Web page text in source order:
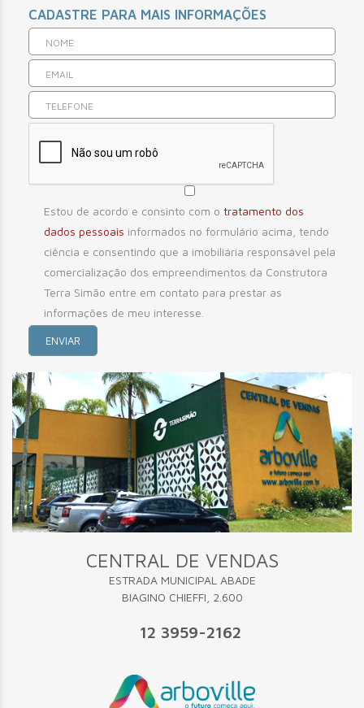
CADASTRE PARA MAIS INFORMAÇÕES
Estou de acordo e consinto com o tratamento dos
dados pessoais informados no formulário acima, tendo
ciência e consentindo que a imobiliária responsável pela
comercialização dos empreendimentos da Construtora
Terra Simão entre em contato para prestar as
informações de meu interesse.
CENTRAL DE VENDAS
ESTRADA MUNICIPAL ABADE
BIAGINO CHIEFFI, 2.600
12 3959-2162